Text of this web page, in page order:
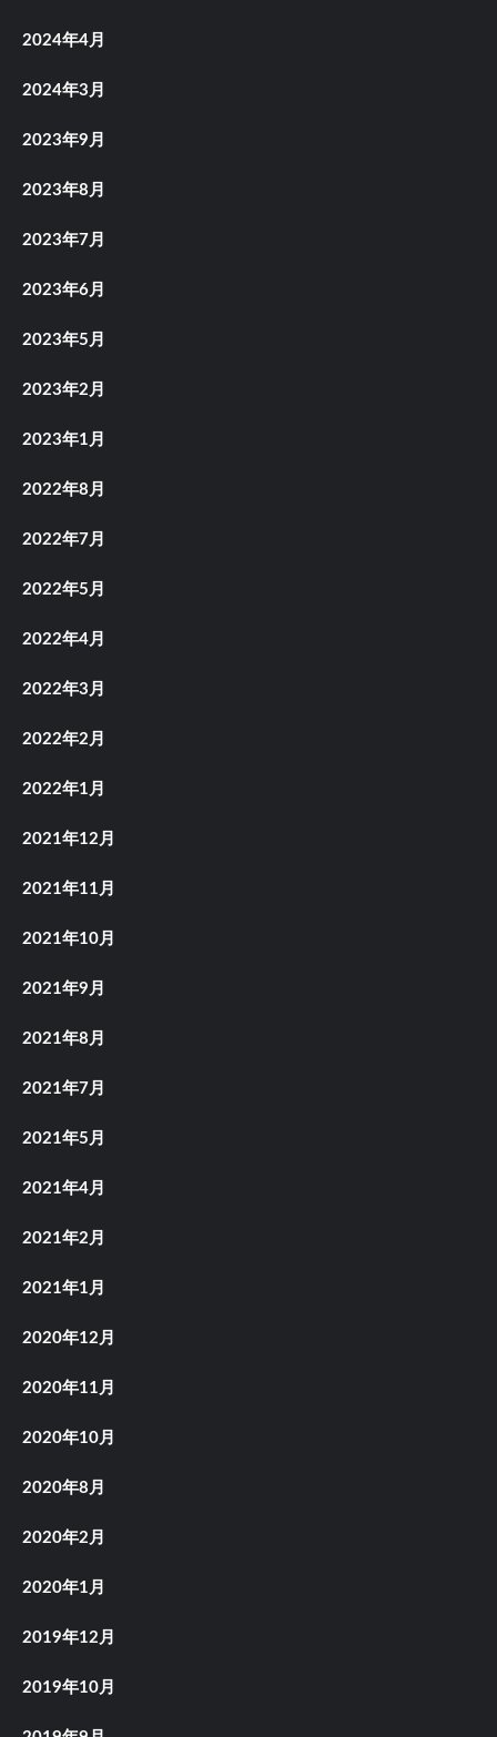
2024年4月
2024年3月
2023年9月
2023年8月
2023年7月
2023年6月
2023年5月
2023年2月
2023年1月
2022年8月
2022年7月
2022年5月
2022年4月
2022年3月
2022年2月
2022年1月
2021年12月
2021年11月
2021年10月
2021年9月
2021年8月
2021年7月
2021年5月
2021年4月
2021年2月
2021年1月
2020年12月
2020年11月
2020年10月
2020年8月
2020年2月
2020年1月
2019年12月
2019年10月